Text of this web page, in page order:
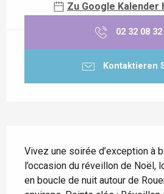
Zu Google Kalender
02 32 08 32
Kontaktieren
Vivez une soirée d’exception à
l’occasion du réveillon de Noël,
en boucle de nuit autour de